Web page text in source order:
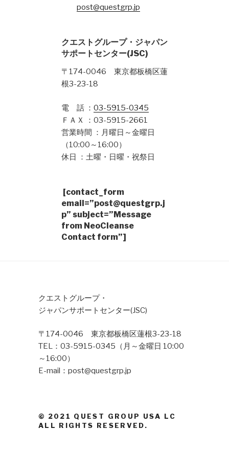
post@questgrp.jp
クエストグループ・ジャパン
サポートセンター(JSC)
〒174-0046 東京都板橋区蓮
根3-23-18
電 話 ： 03-5915-0345
ＦＡＸ ：03-5915-2661
営業時間 ：月曜日～金曜日
（10:00～16:00）
休日 ：土曜・日曜・祝祭日
[contact_form
email=”post@questgrp.j
p” subject=”Message
from NeoCleanse
Contact form”]
クエストグループ・
ジャパンサポートセンター(JSC)
〒174-0046 東京都板橋区蓮根3-23-18
TEL：03-5915-0345（月～金曜日 10:00
～16:00）
E-mail：post@questgrp.jp
© 2021 QUEST GROUP USA LC
ALL RIGHTS RESERVED.